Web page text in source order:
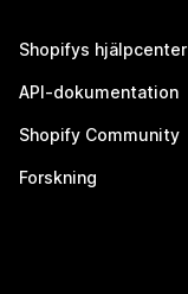
Shopifys hjälpcenter
API-dokumentation
Shopify Community
Forskning